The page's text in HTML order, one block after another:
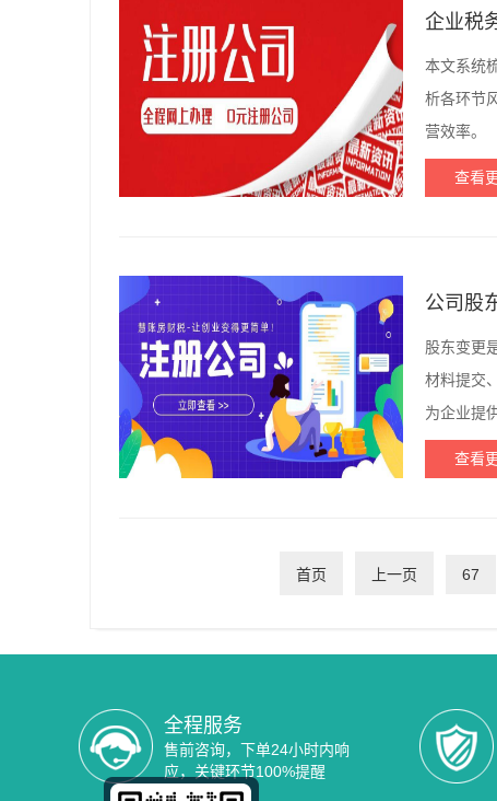
企业税
本文系统
析各环节
营效率。
查看
公司股
股东变更
材料提交
为企业提
查看
首页 上一页 67
全程服务
售前咨询，下单24小时内响
应，关键环节100%提醒